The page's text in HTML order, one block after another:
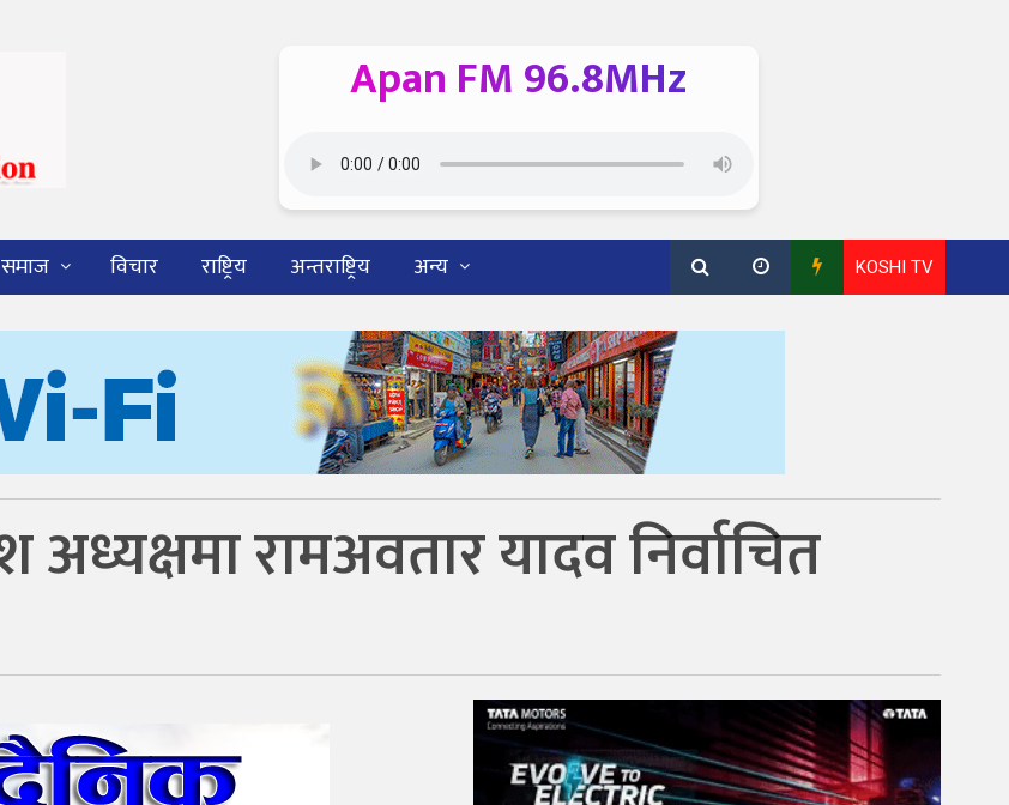
Apan FM 96.8MHz
समाज विचार राष्ट्रिय अन्तराष्ट्रिय अन्य KOSHI TV
रामअवतार यादव निर्वाचित